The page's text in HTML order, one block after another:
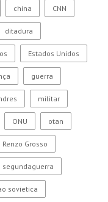
china CNN
ditadura
Estados Unidos
guerra
militar
ONU otan
Renzo Grosso
segundaguerra
sovietica